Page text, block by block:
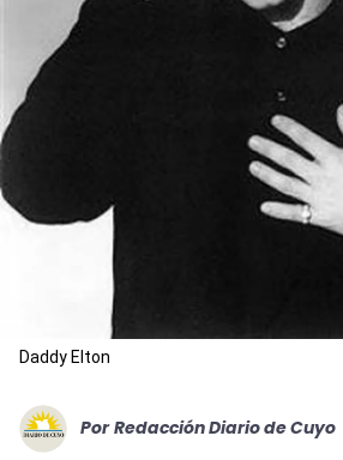
Daddy Elton
Por Redacción Diario de Cuyo